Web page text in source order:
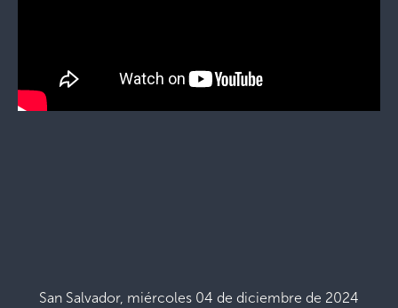
San Salvador, miércoles 04 de diciembre de 2024